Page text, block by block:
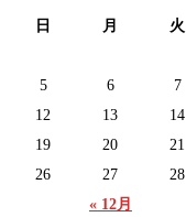
日 月 火
« 12月
5
6 7
12
13 14
19
20 21
26
27 28